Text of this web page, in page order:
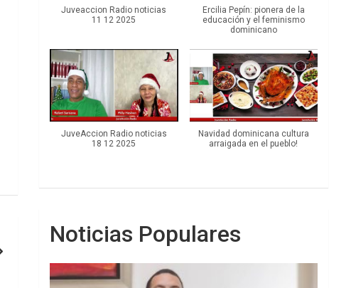
Juveaccion Radio noticias
11 12 2025
Ercilia Pepín: pionera de la
educación y el feminismo
dominicano
JuveAccion Radio noticias
18 12 2025
Navidad dominicana cultura
arraigada en el pueblo!
Noticias Populares